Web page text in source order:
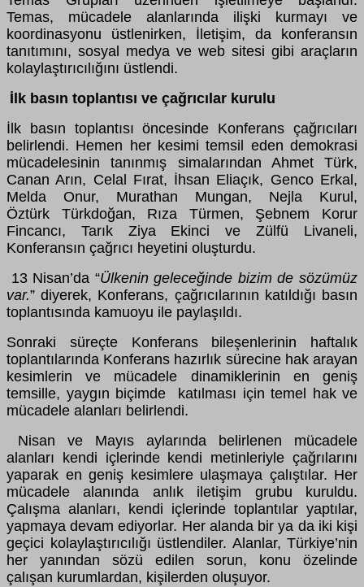
Temas, mücadele alanlarında ilişki kurmayı ve
koordinasyonu üstlenirken, İletişim, da konferansın
tanıtımını, sosyal medya ve web sitesi gibi araçların
kolaylaştırıcılığını üstlendi.
İlk basın toplantısı ve çağrıcılar kurulu
İlk basın toplantısı öncesinde Konferans çağrıcıları
belirlendi. Hemen her kesimi temsil eden demokrasi
mücadelesinin tanınmış simalarından Ahmet Türk,
Canan Arın, Celal Fırat, İhsan Eliaçık, Genco Erkal,
Melda Onur, Murathan Mungan, Nejla Kurul,
Öztürk Türkdoğan, Rıza Türmen, Şebnem Korur
Fincancı, Tarık Ziya Ekinci ve Zülfü Livaneli,
Konferansın çağrıcı heyetini oluşturdu.
13 Nisan’da “Ülkenin geleceğinde bizim de sözümüz
var.” diyerek, Konferans, çağrıcılarının katıldığı basın
toplantısında kamuoyu ile paylaşıldı.
Sonraki süreçte Konferans bileşenlerinin haftalık
toplantılarında Konferans hazırlık sürecine hak arayan
kesimlerin ve mücadele dinamiklerinin en geniş
temsille, yaygın biçimde katılması için temel hak ve
mücadele alanları belirlendi.
Nisan ve Mayıs aylarında belirlenen mücadele
alanları kendi içlerinde kendi metinleriyle çağrılarını
yaparak en geniş kesimlere ulaşmaya çalıştılar. Her
mücadele alanında anlık iletişim grubu kuruldu.
Çalışma alanları, kendi içlerinde toplantılar yaptılar,
yapmaya devam ediyorlar. Her alanda bir ya da iki kişi
geçici kolaylaştırıcılığı üstlendiler. Alanlar, Türkiye’nin
her yanından sözü edilen sorun, konu özelinde
çalışan kurumlardan, kişilerden oluşuyor.